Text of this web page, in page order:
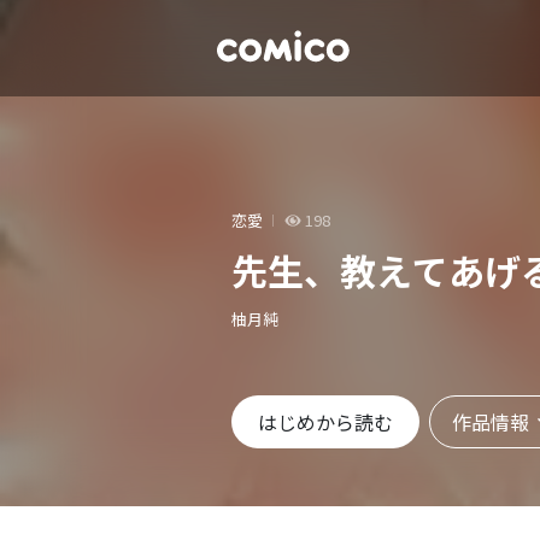
恋愛 198
先生、教えてあげ
柚月純
はじめから読む 作品情報